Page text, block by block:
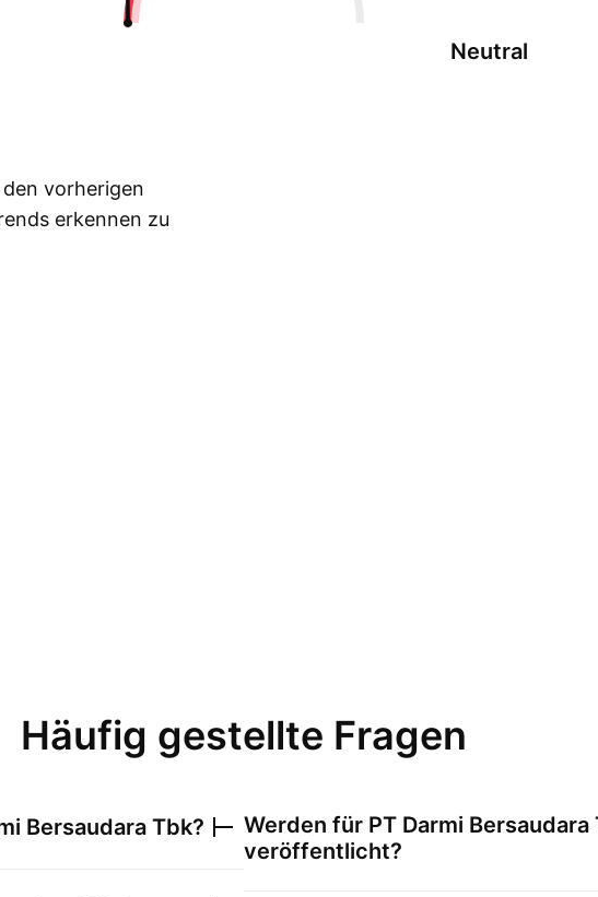
Neutral
vorherigen
erkennen zu
Häufig gestellte Fragen
Bersaudara Tbk? Werden für PT Darmi Bersaudara
veröffentlicht?